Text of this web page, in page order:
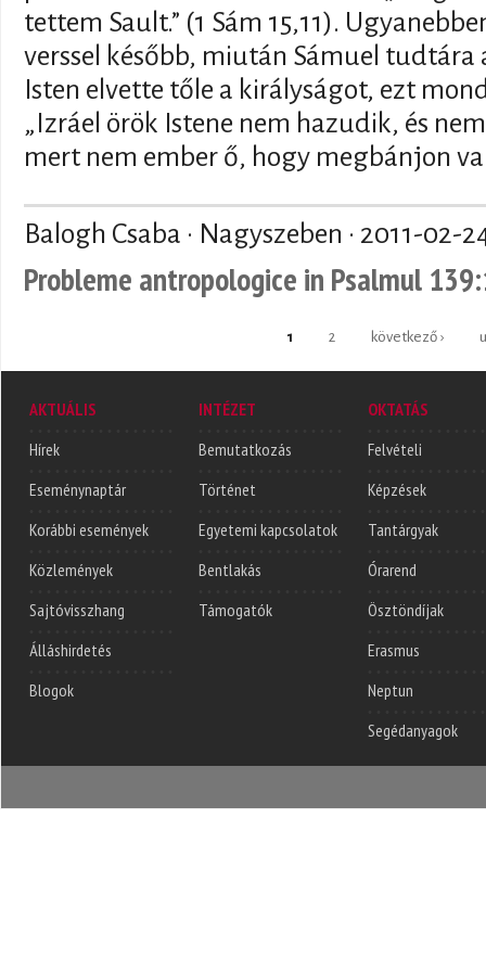
tettem Sault.” (1 Sám 15,11).
verssel később, miután Sámuel
Isten elvette tőle a királyságot, ezt
„Izráel örök Istene nem hazudik, és
mert nem ember ő, hogy megbánjon
Balogh Csaba · Nagyszeben · 2011-02-
Probleme antropologice in Psalmul
1 2 következő ›
AKTUÁLIS
Hírek
Eseménynaptár
Korábbi események
Közlemények
Sajtóvisszhang
Álláshirdetés
Blogok
INTÉZET
Bemutatkozás
Történet
Egyetemi kapcsolatok
Bentlakás
Támogatók
OKTATÁS
Felvételi
Képzések
Tantárgyak
Órarend
Ösztöndíjak
Erasmus
Neptun
Segédanyagok